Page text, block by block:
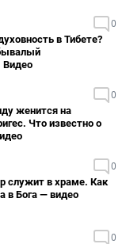
0
в Тибете?
Видео
0
женится на
Что известно о
0
служит в храме. Как
в Бога — видео
0